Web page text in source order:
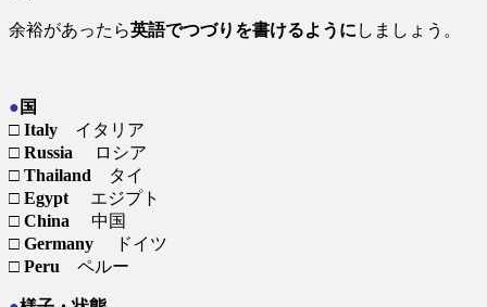
余裕があったら英語でつづりを書けるように しましょう。
● 国
□ Italy イタリア
□ Russia
ロシア
□ Thailand
タイ
□ Egypt エジプト
□ China 中国
□ Germany
ドイツ
□ Peru ペルー